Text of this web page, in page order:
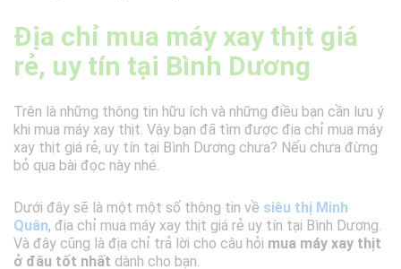
Địa chỉ mua máy xay thịt giá
rẻ, uy tín tại Bình Dương
Trên là những thông tin hữu ích và những điều bạn cần lưu ý
khi mua máy xay thịt. Vậy bạn đã tìm được địa chỉ mua máy
xay thịt giá rẻ, uy tín tại Bình Dương chưa? Nếu chưa đừng
bỏ qua bài đọc này nhé.
Dưới đây sẽ là một một số thông tin về siêu thị Minh
Quân, địa chỉ mua máy xay thịt giá rẻ uy tín tại Bình Dương.
Và đây cũng là địa chỉ trả lời cho câu hỏi mua máy xay thịt
ở đâu tốt nhất dành cho bạn.